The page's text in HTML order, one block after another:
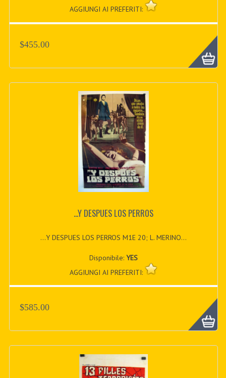
AGGIUNGI AI PREFERITI:
$455.00
...Y DESPUES LOS PERROS
...Y DESPUES LOS PERROS M1E 20; L. MERINO...
Disponibile: YES
AGGIUNGI AI PREFERITI:
$585.00